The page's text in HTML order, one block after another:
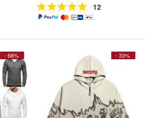
12
- 68% - 33%